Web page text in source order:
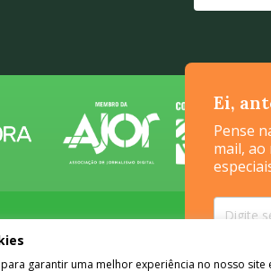
garantir uma melhor experiência no nosso
Ei,
Pense
mail,